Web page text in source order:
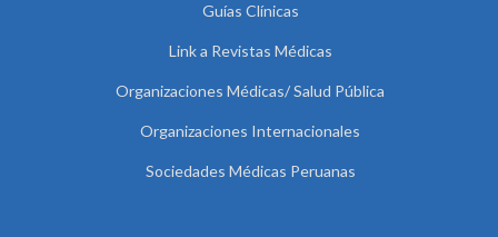
Guías Clínicas
Link a Revistas Médicas
Organizaciones Médicas/ Salud Pública
Organizaciones Internacionales
Sociedades Médicas Peruanas